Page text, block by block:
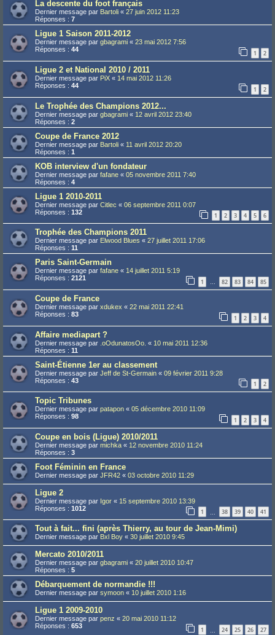
La descente du foot français
Dernier message par Bartoli « 27 juin 2012 11:23
Réponses : 7
Ligue 1 Saison 2011-2012
Dernier message par gbagrami « 23 mai 2012 7:56
Réponses : 44 1 2
Ligue 2 et National 2010 / 2011
Dernier message par PiX « 14 mai 2012 11:26
Réponses : 44 1 2
Le Trophée des Champions 2012...
Dernier message par gbagrami « 12 avril 2012 23:40
Réponses : 2
Coupe de France 2012
Dernier message par Bartoli « 11 avril 2012 20:20
Réponses : 1
KOB interview d'un fondateur
Dernier message par fafane « 05 novembre 2011 7:40
Réponses : 4
Ligue 1 2010-2011
Dernier message par Citlec « 06 septembre 2011 0:07
Réponses : 132 1 2 3 4 5 6
Trophée des Champions 2011
Dernier message par Elwood Blues « 27 juillet 2011 17:06
Réponses : 11
Paris Saint-Germain
Dernier message par fafane « 14 juillet 2011 5:19
Réponses : 2121 1 … 82 83 84 85
Coupe de France
Dernier message par xdukex « 22 mai 2011 22:41
Réponses : 83 1 2 3 4
Affaire mediapart ?
Dernier message par .oOdunatosOo. « 10 mai 2011 12:36
Réponses : 11
Saint-Étienne 1er au classement
Dernier message par Jeff de St-Germain « 09 février 2011 9:28
Réponses : 43 1 2
Topic Tribunes
Dernier message par patapon « 05 décembre 2010 11:09
Réponses : 98 1 2 3 4
Coupe en bois (Ligue) 2010/2011
Dernier message par michka « 12 novembre 2010 11:24
Réponses : 3
Foot Féminin en France
Dernier message par JFR42 « 03 octobre 2010 11:29
Ligue 2
Dernier message par Igor « 15 septembre 2010 13:39
Réponses : 1012 1 38 39 40 41
Tout à fait... fini (après Thierry, au tour de Jean-Mimi)
Dernier message par Bxl Boy « 30 juillet 2010 9:45
Mercato 2010/2011
Dernier message par gbagrami « 20 juillet 2010 10:47
Réponses : 5
Débarquement de normandie !!!
Dernier message par symoon « 10 juillet 2010 1:16
Ligue 1 2009-2010
Dernier message par penz « 20 mai 2010 11:12
Réponses : 653 1 24 25 26 27